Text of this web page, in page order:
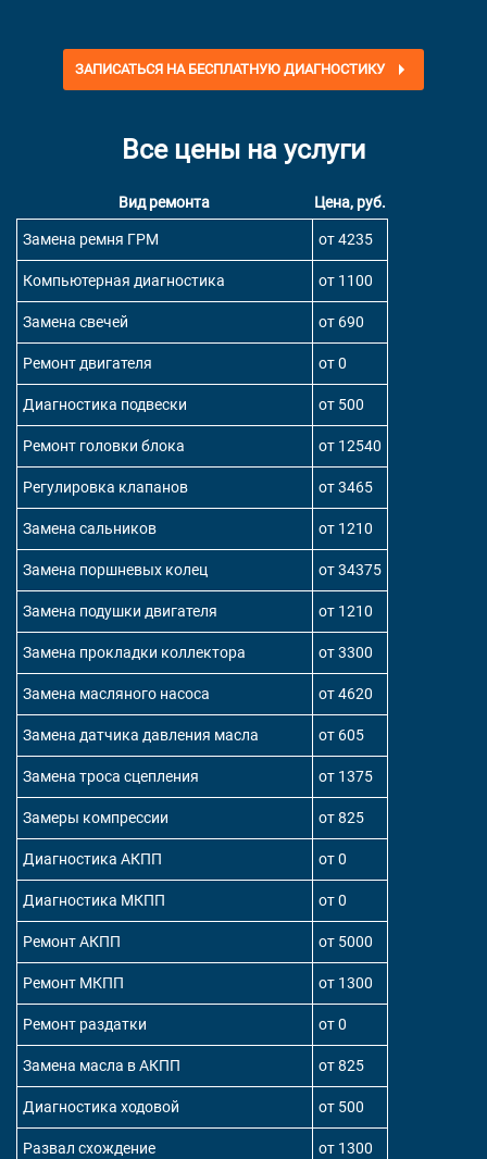
ЗАПИСАТЬСЯ НА БЕСПЛАТНУЮ ДИАГНОСТИКУ
Все цены на услуги
Вид ремонта
Цена, руб.
Замена ремня ГРМ
от 4235
Компьютерная диагностика от 1100
Замена свечей от 690
Ремонт двигателя от 0
Диагностика подвески от 500
Ремонт головки блока от 12540
Регулировка клапанов от 3465
Замена сальников от 1210
Замена поршневых колец от 34375
Замена подушки двигателя от 1210
Замена прокладки коллектора от 3300
Замена масляного насоса от 4620
Замена датчика давления масла от 605
Замена троса сцепления от 1375
Замеры компрессии от 825
Диагностика АКПП от 0
Диагностика МКПП от 0
Ремонт АКПП от 5000
Ремонт МКПП от 1300
Ремонт раздатки от 0
Замена масла в АКПП от 825
Диагностика ходовой от 500
Развал схождение от 1300